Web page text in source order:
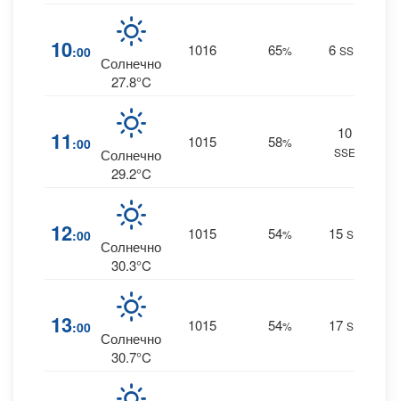
10:00
Солнечно
27.8°C
1016 65% 6 SSE
11 :00
Солнечно
29.2°C
1015 58%
10
SSE
12:00
Солнечно
30.3°C
1015 54% 15 SE
13:00
Солнечно
30.7°C
1015 54% 17 SE